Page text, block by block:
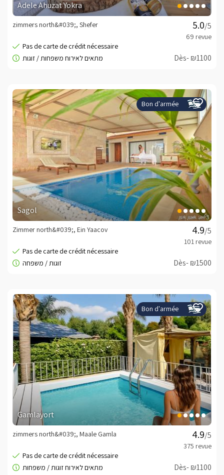
Adele Ahuzat Yokra
/5
zimmers north&#039;, Shefer
Dès- ₪1100
Bon d'armée
Sagol
/5
Zimmer north&#039;, Ein Yaacov
Dès- ₪1500
Bon d'armée
Gamlayort
/5
zimmers north&#039;, Maale Gamla
Dès- ₪1100